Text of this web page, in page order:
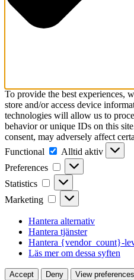
To provide the best experiences,
store and/or access device
technologies will allow us to
behavior or unique IDs on this
consent, may adversely affect
Functional
Functional
Alltid aktiv
Preferences
Preferences
Statistics Statistics
Marketing Marketing
Hantera alternativ
Hantera tjänster
Hantera {vendor_count}-
Läs mer om dessa syften
Accept Deny View preferences